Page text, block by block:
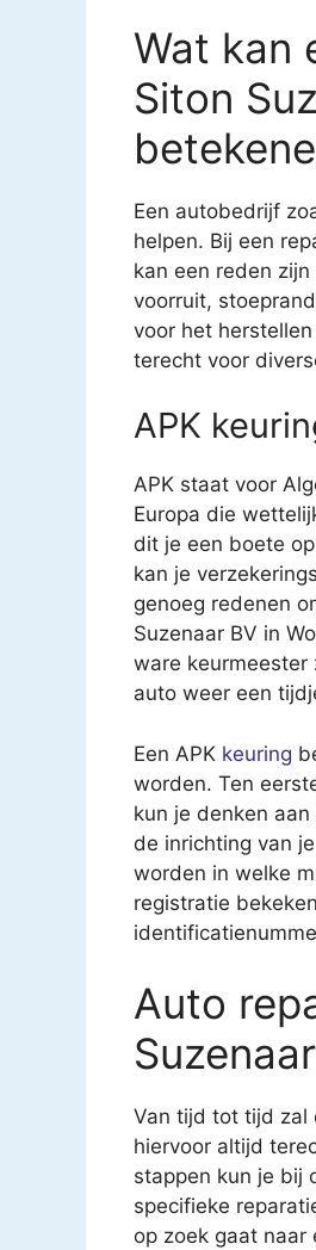
Wat kan
Siton
Een autobedrijf
helpen. Bij een
kan een reden
voorruit,
voor het
terecht voor
APK
APK staat voor
Europa die
dit je een boete
kan je
genoeg redenen
Suzenaar BV in
ware keurmeester
auto weer een
Een APK keuring
worden. Ten
kun je denken
de inrichting van
worden in welke
registratie
Auto
Van tijd tot tijd zal
hiervoor altijd
stappen kun je bij
specifieke
op zoek gaat naar